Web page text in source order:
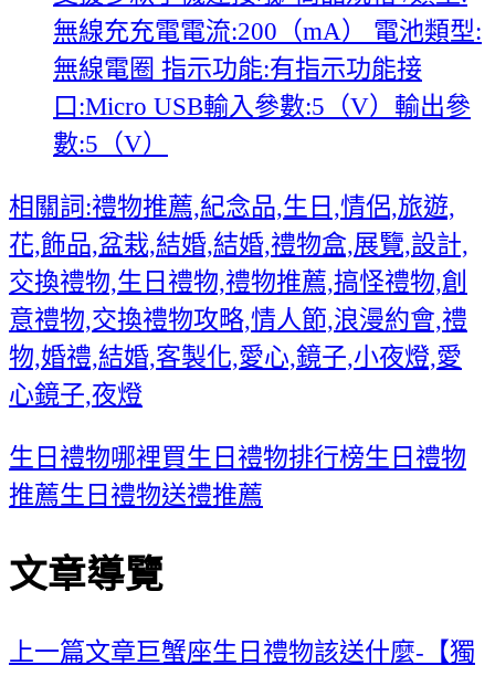
無線充充電電流:200（mA） 電池類型:
無線電圈 指示功能:有指示功能接
口:Micro USB輸入參數:5（V）輸出參
數:5（V）
相關詞:禮物推薦,紀念品,生日,情侶,旅遊,
花,飾品,盆栽,結婚,結婚,禮物盒,展覽,設計,
交換禮物,生日禮物,禮物推薦,搞怪禮物,創
意禮物,交換禮物攻略,情人節,浪漫約會,禮
物,婚禮,結婚,客製化,愛心,鏡子,小夜燈,愛
心鏡子,夜燈
生日禮物哪裡買生日禮物排行榜生日禮物
推薦生日禮物送禮推薦
文章導覽
上一篇文章巨蟹座生日禮物該送什麼-【獨